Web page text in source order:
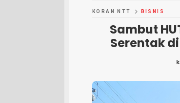
KORAN NTT BISNIS
Sambut
Serentak